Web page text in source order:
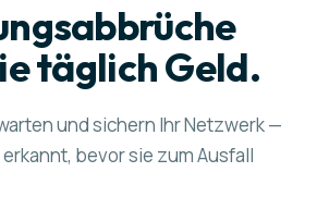
täglich Geld.
und sichern Ihr Netzwerk —
bevor sie zum Ausfall